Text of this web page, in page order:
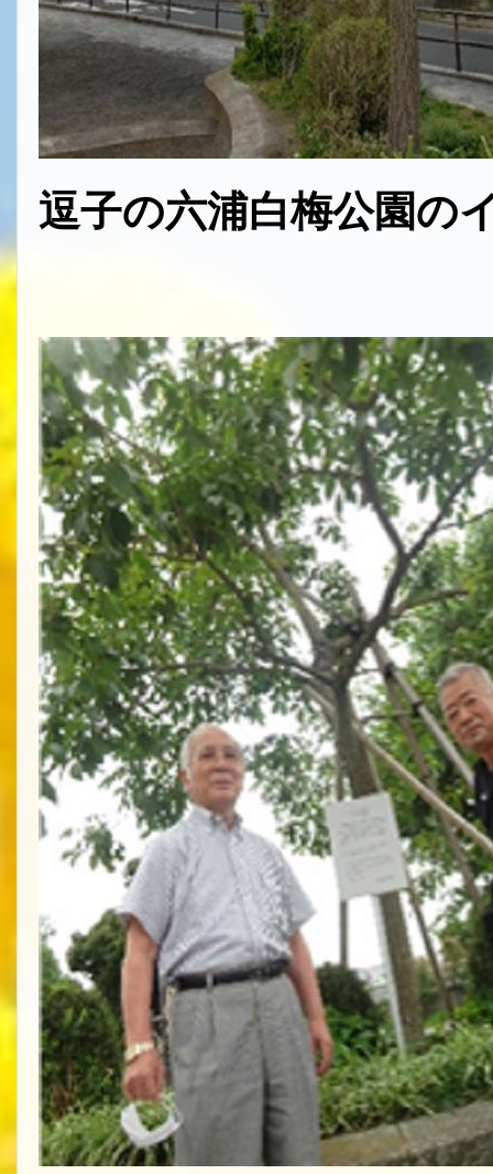
逗子の六浦白梅公園の